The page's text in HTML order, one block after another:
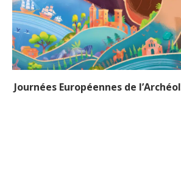
Journées Européennes de